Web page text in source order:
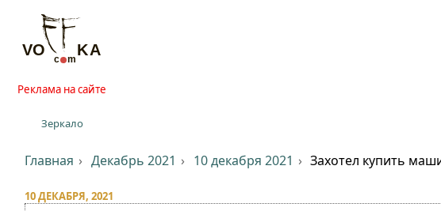
Реклама на сайте
Зеркало
Главная Декабрь 2021 10 декабря 2021 Захотел купить
10 ДЕКАБРЯ, 2021